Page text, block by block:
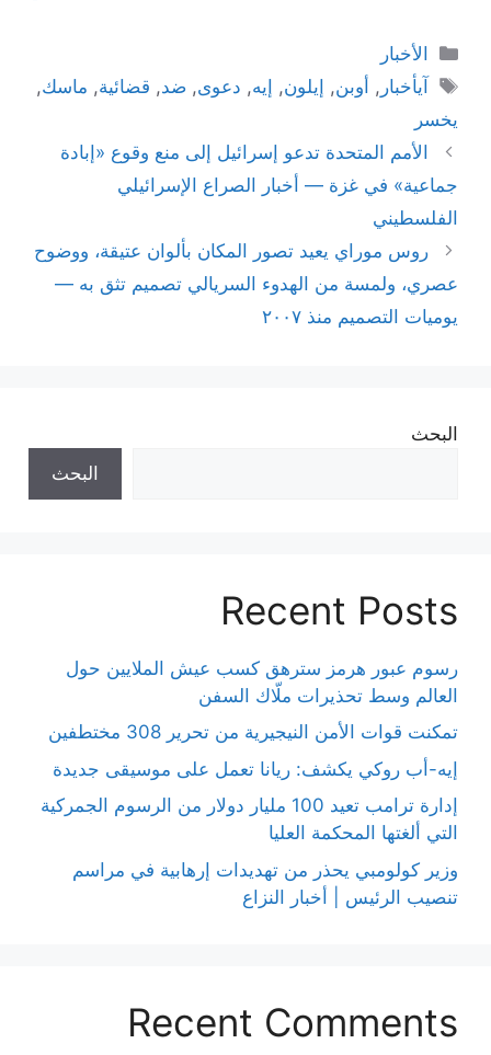
التصنيفات
الأخبار
الوسوم
آيأخبار , أوبن, إيلون, إيه, دعوى,ضد, قضائية, ماسك,
يخسر
الأمم المتحدة تدعو إسرائيل إلى منع وقوع «إبادة
جماعية» في غزة — أخبار الصراع الإسرائيلي
الفلسطيني
روس موراي يعيد تصور المكان بألوان عتيقة، ووضوح
عصري، ولمسة من الهدوء السريالي تصميم تثق به —
يوميات التصميم منذ ٢٠٠٧
البحث
البحث
Recent Posts
رسوم عبور هرمز سترهق كسب عيش الملايين حول
العالم وسط تحذيرات ملّاك السفن
تمكنت قوات الأمن النيجيرية من تحرير 308 مختطفين
إيه-أب روكي يكشف: ريانا تعمل على موسيقى جديدة
إدارة ترامب تعيد 100 مليار دولار من الرسوم الجمركية
التي ألغتها المحكمة العليا
وزير كولومبي يحذر من تهديدات إرهابية في مراسم
تنصيب الرئيس | أخبار النزاع
Recent Comments